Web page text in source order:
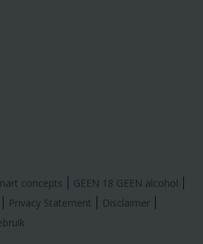
concepts
GEEN 18 GEEN alcohol
Privacy Statement
Disclaimer